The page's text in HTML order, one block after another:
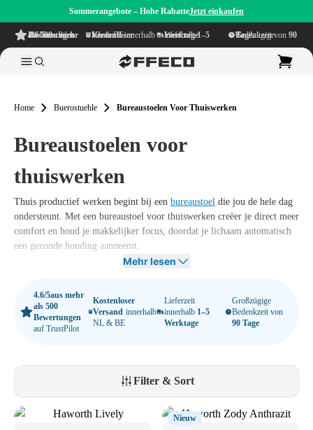
Sommerangebote – Hohe RabatteJetzt einkaufen
4.6/5
aus mehr als 500 Bewertungen
auf TrustPilot Kostenloser Versand
innerhalb NL & BE Lieferzeit innerhalb
1–5 Werktage Großzügige Bedenkzeit von
90 Tage
Home Buerostuehle Bureaustoelen Voor Thuiswerken
Bureaustoelen voor
thuiswerken
Thuis productief werken begint bij een bureaustoel die jou de hele dag
ondersteunt. Met een bureaustoel voor thuiswerken creëer je direct meer
comfort en houd je makkelijker focus, doordat je lichaam automatisch
een gezonde houding aanneemt.
duurzame werkgewoonten die passen bij jouw ritme en ruimte. Offeco
helpt je om jouw thuiswerkplek slim en stijlvol in te richten.
Mehr lesen
4.6/5aus mehr
als 500
Bewertungen
auf TrustPilot
Kostenloser
Versand innerhalb
NL & BE
Lieferzeit
innerhalb 1–5
Werktage
Großzügige
Bedenkzeit von
90 Tage
Filter & Sort
Nieuw